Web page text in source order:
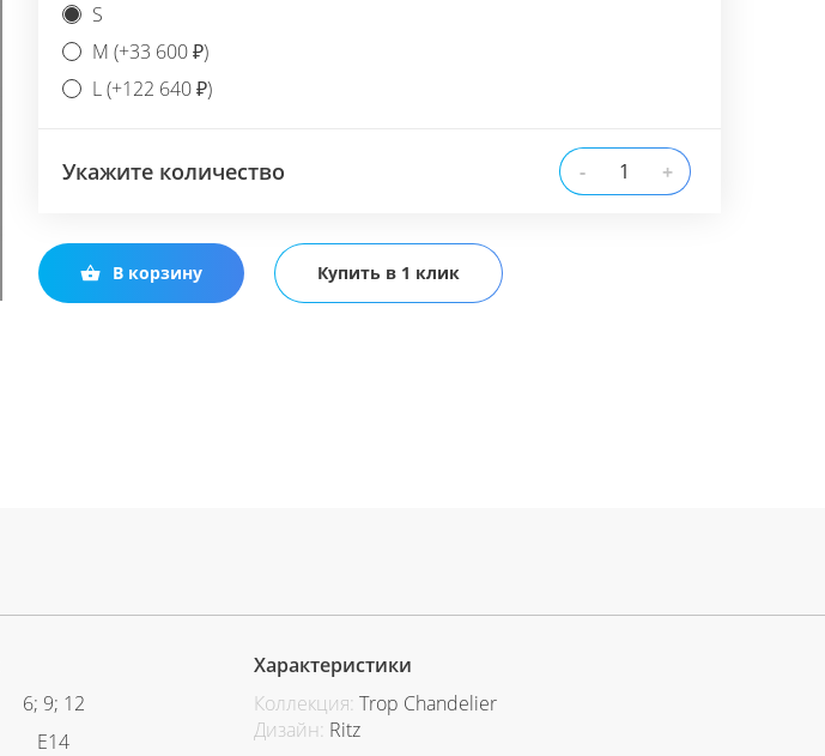
S
M (+33 600 ₽)
L (+122 640 ₽)
Укажите количество - +
В корзину Купить в 1 клик
6; 9; 12
Е14
Характеристики
Коллекция: Trop Chandelier
Дизайн: Ritz